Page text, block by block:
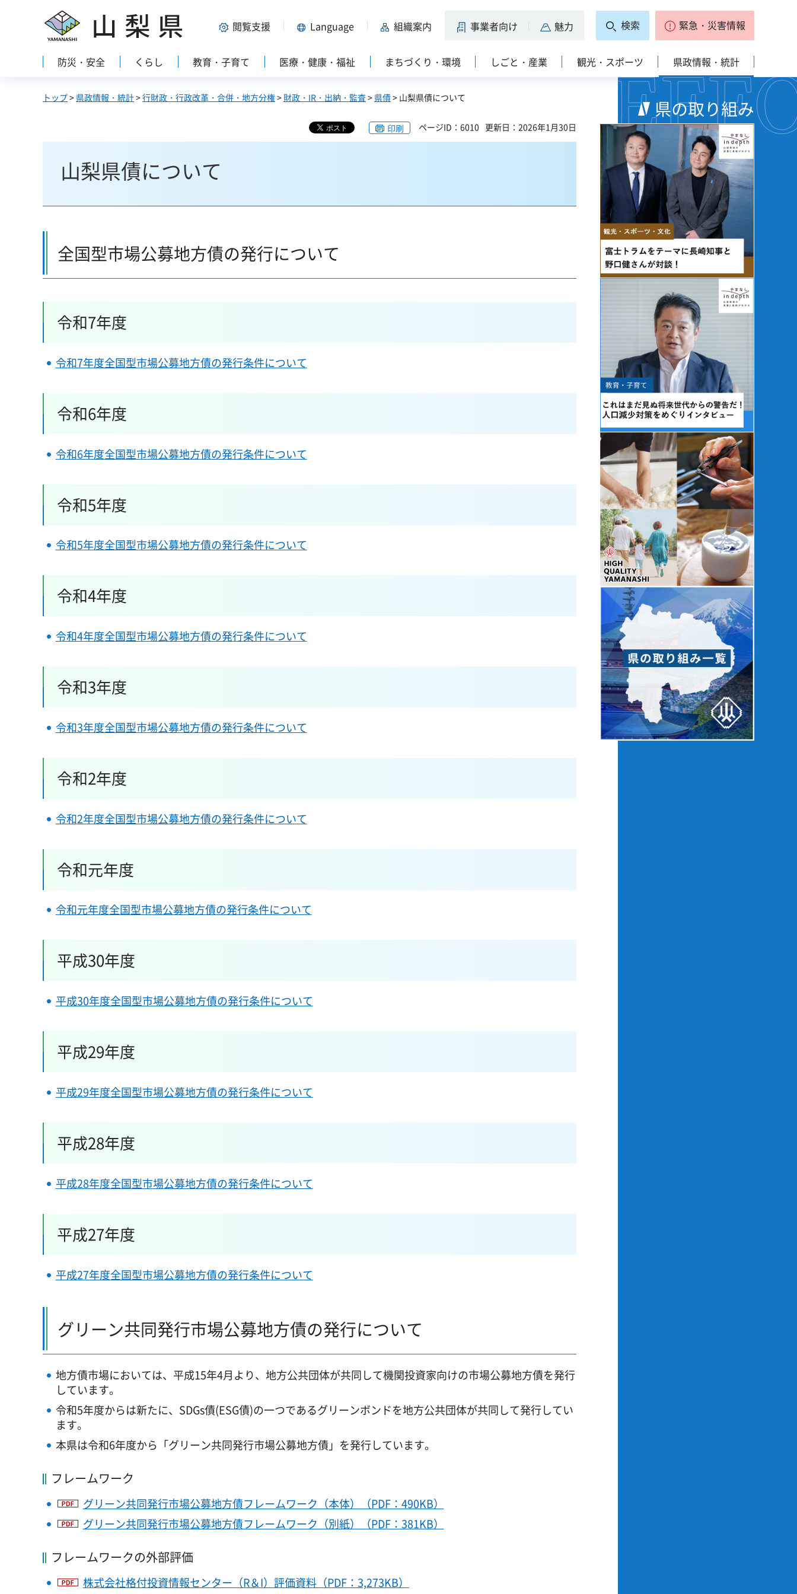
山梨県 閲覧支援 Language 組織案内 事業者向け 魅力 検索 緊急・災害情報
防災・安全 くらし 教育・子育て 医療・健康・福祉 まちづくり・環境 しごと・産業 観光・スポーツ 県政情報・統計
トップ> 県政情報・統計>行財政・行政改革・合併・地方分権> 財政・IR・出納・監査> 県債> 山梨県債について
印刷 ページID：6010 更新日：2026年1月30日
山梨県債について
全国型市場公募地方債の発行について
令和7年度
令和7年度全国型市場公募地方債の発行条件について
令和6年度
令和6年度全国型市場公募地方債の発行条件について
令和5年度
令和5年度全国型市場公募地方債の発行条件について
令和4年度
令和4年度全国型市場公募地方債の発行条件について
令和3年度
令和3年度全国型市場公募地方債の発行条件について
令和2年度
令和2年度全国型市場公募地方債の発行条件について
令和元年度
令和元年度全国型市場公募地方債の発行条件について
平成30年度
平成30年度全国型市場公募地方債の発行条件について
平成29年度
平成29年度全国型市場公募地方債の発行条件について
平成28年度
平成28年度全国型市場公募地方債の発行条件について
平成27年度
平成27年度全国型市場公募地方債の発行条件について
グリーン共同発行市場公募地方債の発行について
地方債市場においては、平成15年4月より、地方公共団体が共同して機関投資家向けの市場公募地方債を発行
しています。
令和5年度からは新たに、SDGs債(ESG債)の一つであるグリーンボンドを地方公共団体が共同して発行してい
ます。
本県は令和6年度から「グリーン共同発行市場公募地方債」を発行しています。
フレームワーク
グリーン共同発行市場公募地方債フレームワーク（本体）（PDF：490KB）
グリーン共同発行市場公募地方債フレームワーク（別紙）（PDF：381KB）
フレームワークの外部評価
株式会社格付投資情報センター（R＆I）評価資料（PDF：3,273KB）
県の取り組み